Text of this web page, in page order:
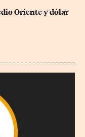
Oriente y dólar